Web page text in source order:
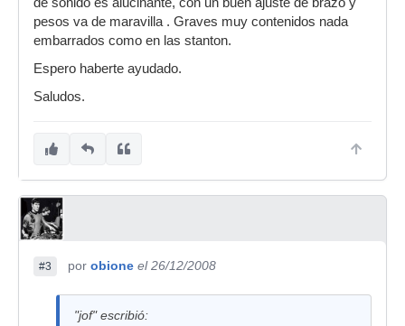
pesos va de maravilla . Graves muy contenidos nada
embarrados como en las stanton.
Espero haberte ayudado.
Saludos.
#3 por obione el 26/12/2008
"jof" escribió: